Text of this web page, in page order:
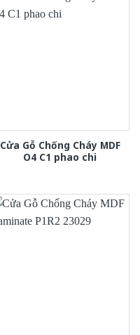
Cửa Gỗ Chống Cháy MDF
O4 C1 phao chi